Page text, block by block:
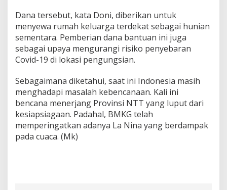
T
Dana tersebut, kata Doni, diberikan untuk
menyewa rumah keluarga terdekat sebagai hunian
sementara. Pemberian dana bantuan ini juga
sebagai upaya mengurangi risiko penyebaran
Covid-19 di lokasi pengungsian.
Sebagaimana diketahui, saat ini Indonesia masih
menghadapi masalah kebencanaan. Kali ini
bencana menerjang Provinsi NTT yang luput dari
kesiapsiagaan. Padahal, BMKG telah
memperingatkan adanya La Nina yang berdampak
pada cuaca. (Mk)